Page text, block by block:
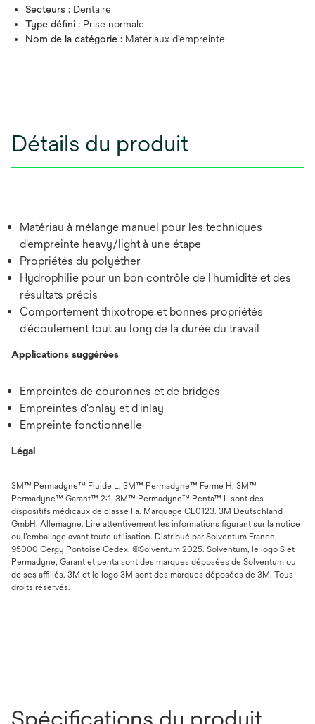
Secteurs : Dentaire
Type défini : Prise normale
Nom de la catégorie : Matériaux d’empreinte
Détails du produit
Matériau à mélange manuel pour les techniques
d'empreinte heavy/light à une étape
Propriétés du polyéther
Hydrophilie pour un bon contrôle de l'humidité et des
résultats précis
Comportement thixotrope et bonnes propriétés
d'écoulement tout au long de la durée du travail
Applications suggérées
Empreintes de couronnes et de bridges
Empreintes d'onlay et d'inlay
Empreinte fonctionnelle
Légal
3M™ Permadyne™ Fluide L, 3M™ Permadyne™ Ferme H, 3M™
Permadyne™ Garant™ 2:1, 3M™ Permadyne™ Penta™ L sont des
dispositifs médicaux de classe IIa. Marquage CE0123. 3M Deutschland
GmbH. Allemagne. Lire attentivement les informations figurant sur la notice
ou l’emballage avant toute utilisation. Distribué par Solventum France,
95000 Cergy Pontoise Cedex. ©Solventum 2025. Solventum, le logo S et
Permadyne, Garant et penta sont des marques déposées de Solventum ou
de ses affiliés. 3M et le logo 3M sont des marques déposées de 3M. Tous
droits réservés.
Spécifications du produit